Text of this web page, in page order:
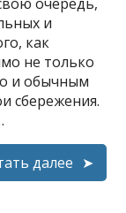
и
как
не только
и обычным
сбережения.
далее